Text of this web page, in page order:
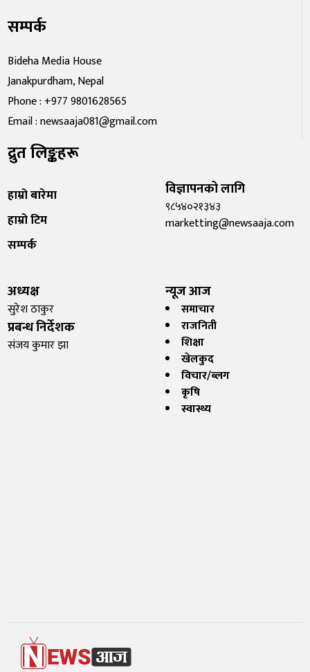
सम्पर्क
Bideha Media House
Janakpurdham, Nepal
Phone : +977 9801628565
Email : newsaaja081@gmail.com
द्रुत लिङ्कहरू
हाम्रो बारेमा
हाम्रो टिम
सम्पर्क
विज्ञापनको लागि
९८५४०२१३४३
marketting@newsaaja.com
अध्यक्ष
सुरेश ठाकुर
प्रबन्ध निर्देशक
संजय कुमार झा
न्यूज आज
समाचार
राजनिती
शिक्षा
खेलकुद
विचार/ब्लग
कृषि
स्वास्थ्य